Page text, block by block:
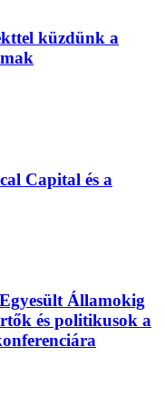
küzdünk a
Capital és a
Államokig
és politikusok a